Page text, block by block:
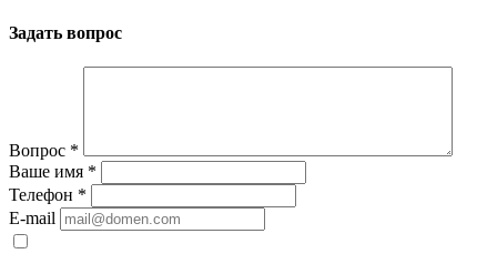
Задать вопрос
Вопрос *
Ваше имя *
Телефон *
E-mail